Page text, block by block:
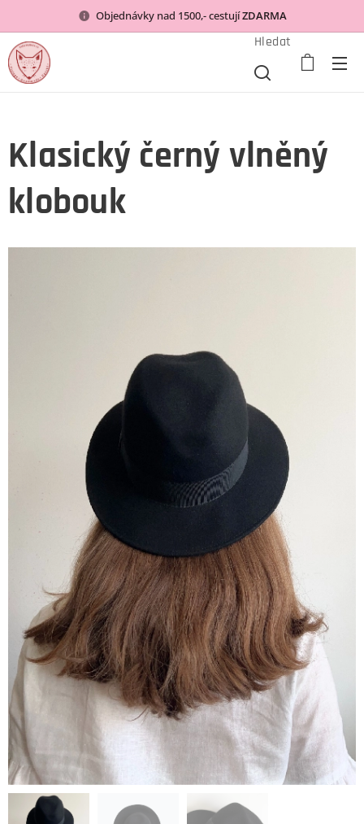
Objednávky nad 1500,- cestujíZDARMA
Hledat
Klasický černý vlněný
klobouk